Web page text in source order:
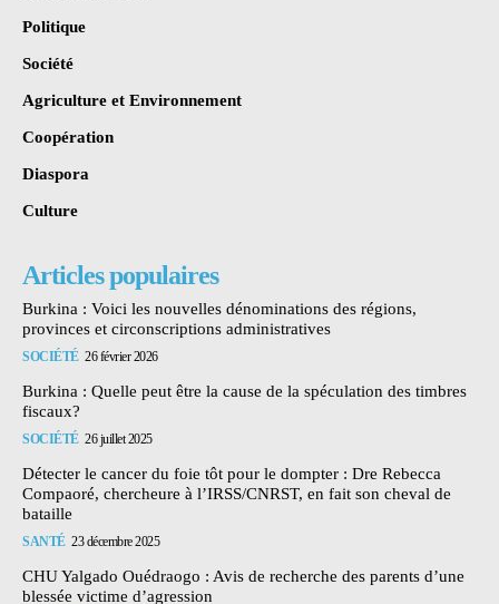
Politique
Société
Agriculture et Environnement
Coopération
Diaspora
Culture
Articles populaires
Burkina : Voici les nouvelles dénominations des régions,
provinces et circonscriptions administratives
SOCIÉTÉ 26 février 2026
Burkina : Quelle peut être la cause de la spéculation des timbres
fiscaux?
SOCIÉTÉ 26 juillet 2025
Détecter le cancer du foie tôt pour le dompter : Dre Rebecca
Compaoré, chercheure à l’IRSS/CNRST, en fait son cheval de
bataille
SANTÉ 23 décembre 2025
CHU Yalgado Ouédraogo : Avis de recherche des parents d’une
blessée victime d’agression